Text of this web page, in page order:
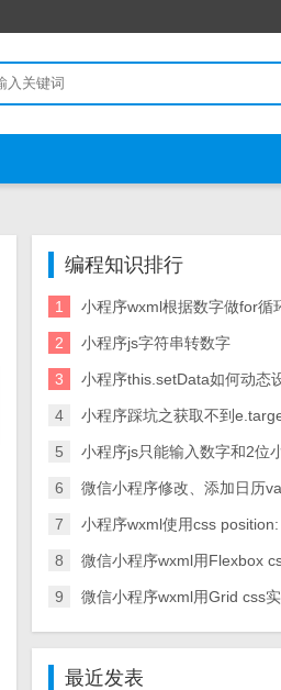
编程知识排行
1 小程序wxml根据数字做for循
2 小程序js字符串转数字
3 小程序this.setData如何动态
4 小程序踩坑之获取不到
5 小程序js只能输入数字和2位
6 微信小程序修改、添加日历vant
7 小程序wxml使用css
8 微信小程序wxml用Flexbox css实
9 微信小程序wxml用Grid css
最近发表